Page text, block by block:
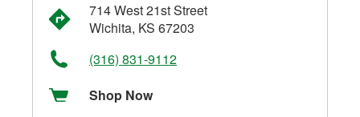
714 West 21st Street
Wichita, KS 67203
(316) 831-9112
Shop Now